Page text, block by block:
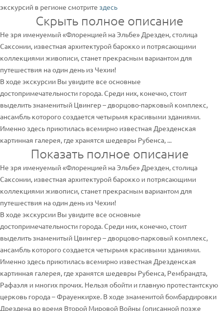
экскурсий в регионе смотрите здесь
Скрыть полное описание
Не зря именуемый «Флоренцией на Эльбе» Дрезден, столица
Саксонии, известная архитектурой барокко и потрясающими
коллекциями живописи, станет прекрасным вариантом для
путешествия на один день из Чехии!
В ходе экскурсии Вы увидите все основные
достопримечательности города. Среди них, конечно, стоит
выделить знаменитый Цвингер – дворцово-парковый комплекс,
ансамбль которого создается четырьмя красивыми зданиями.
Именно здесь приютилась всемирно известная Дрезденская
картинная галерея, где хранятся шедевры Рубенса, ...
Показать полное описание
Не зря именуемый «Флоренцией на Эльбе» Дрезден, столица
Саксонии, известная архитектурой барокко и потрясающими
коллекциями живописи, станет прекрасным вариантом для
путешествия на один день из Чехии!
В ходе экскурсии Вы увидите все основные
достопримечательности города. Среди них, конечно, стоит
выделить знаменитый Цвингер – дворцово-парковый комплекс,
ансамбль которого создается четырьмя красивыми зданиями.
Именно здесь приютилась всемирно известная Дрезденская
картинная галерея, где хранятся шедевры Рубенса, Рембрандта,
Рафаэля и многих прочих. Нельзя обойти и главную протестантскую
церковь города – Фрауенкирхе. В ходе знаменитой бомбардировки
Дрездена во время Второй Мировой Войны (описанной позже